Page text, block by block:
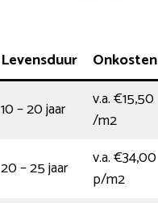
Levensduur Onkosten
10 – 20 jaar
v.a. €15,50
/m2
20 – 25 jaar
v.a. €34,00
p/m2